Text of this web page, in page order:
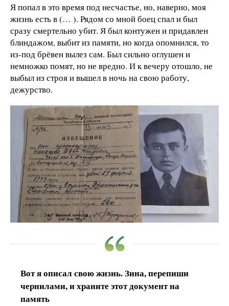
Я попал в это время под несчастье, но, наверно, моя
жизнь есть в (… ). Рядом со мной боец спал и был
сразу смертельно убит. Я был контужен и придавлен
блиндажом, выбит из памяти, но когда опомнился, то
из-под брёвен вылез сам. Был сильно оглушен и
немножко помят, но не вредно. И к вечеру отошло, не
выбыл из строя и вышел в ночь на свою работу,
дежурство.
Вот я описал свою жизнь. Зина, перепиши
чернилами, и храните этот документ на
память